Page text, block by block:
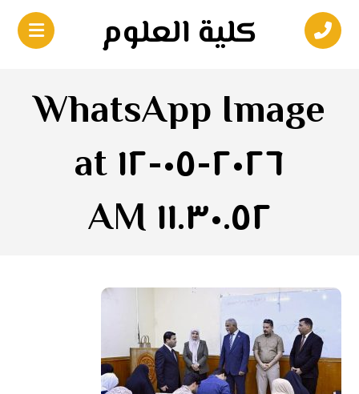
كلية العلوم
WhatsApp Image
٢٠٢٦-٠٥-١٢ at
١١.٣٠.٥٢ AM